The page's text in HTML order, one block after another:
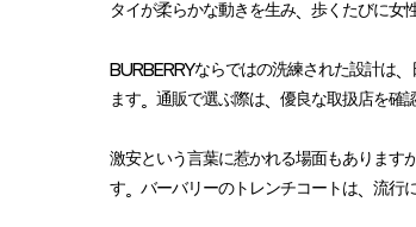
タイが柔らかな動きを生み、歩くたびに女
BURBERRYならではの洗練された設計は
ます。通販で選ぶ際は、優良な取扱店を確
激安という言葉に惹かれる場面もあります
す。バーバリーのトレンチコートは、流行